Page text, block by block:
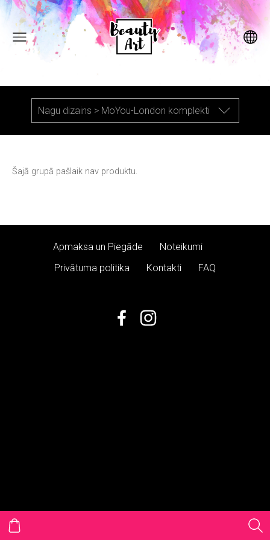
Nagu dizains > MoYou-London komplekti
Šajā grupā pašlaik nav produktu.
Apmaksa un Piegāde
Noteikumi
Privātuma politika
Kontakti FAQ